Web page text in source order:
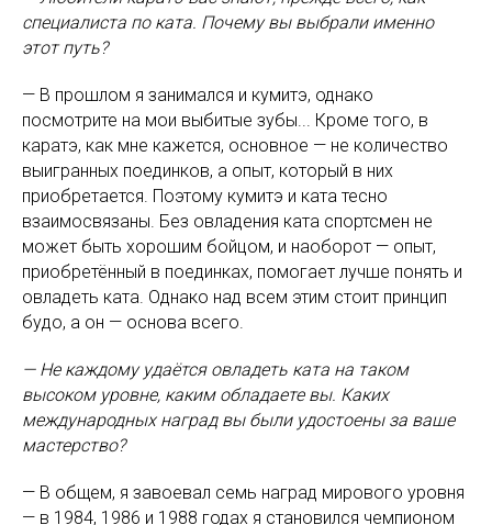
специалиста по ката. Почему вы выбрали именно
этот путь?
— В прошлом я занимался и кумитэ, однако
посмотрите на мои выбитые зубы... Кроме того, в
каратэ, как мне кажется, основное — не количество
выигранных поединков, а опыт, который в них
приобретается. Поэтому кумитэ и ката тесно
взаимосвязаны. Без овладения ката спортсмен не
может быть хорошим бойцом, и наоборот — опыт,
приобретённый в поединках, помогает лучше понять и
овладеть ката. Однако над всем этим стоит принцип
будо, а он — основа всего.
— Не каждому удаётся овладеть ката на таком
высоком уровне, каким обладаете вы. Каких
международных наград вы были удостоены за ваше
мастерство?
— В общем, я завоевал семь наград мирового уровня
— в 1984, 1986 и 1988 годах я становился чемпионом